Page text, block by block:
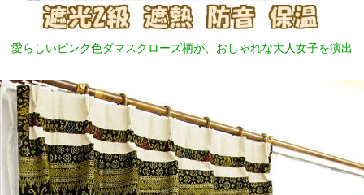
愛らしいピンク色ダマスクローズ柄が、おしゃれな大人女子を演出